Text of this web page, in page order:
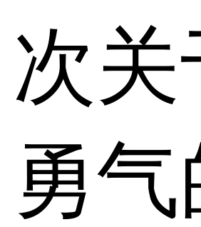
次关
勇气